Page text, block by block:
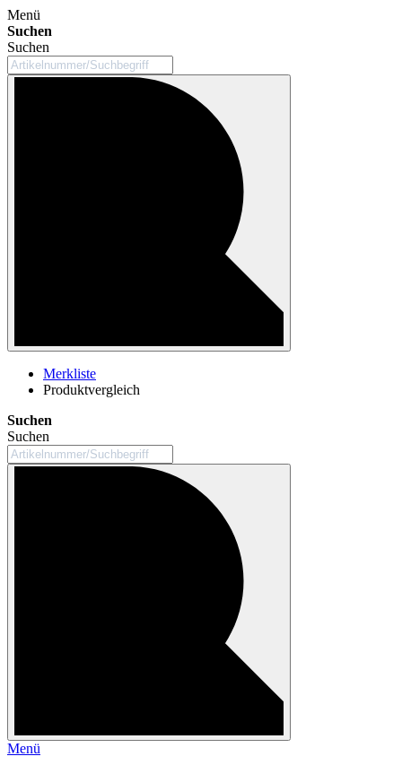
Menü
Suchen
Suchen
Merkliste
Produktvergleich
Suchen
Suchen
Menü